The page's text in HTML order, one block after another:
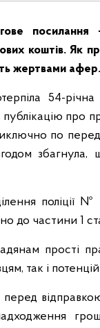
коштів. Як
жертвами афер.
54-
про
по
до частини 1
прості
так і